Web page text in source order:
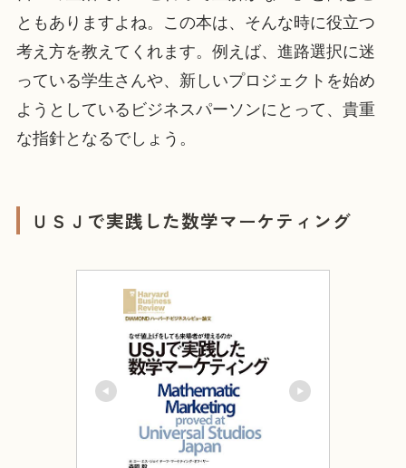
ともありますよね。この本は、そんな時に役立つ
考え方を教えてくれます。例えば、進路選択に迷
っている学生さんや、新しいプロジェクトを始め
ようとしているビジネスパーソンにとって、貴重
な指針となるでしょう。
ＵＳＪで実践した数学マーケティング